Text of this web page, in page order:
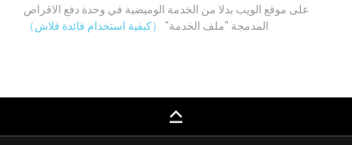
على موقع الويب بدلا من الخدمة الوميضية في وحدة دفع الاقراص
المدمجة "ملف الخدمة"
（كيفية استخدام فائدة فلاش）
keyboard_capslock